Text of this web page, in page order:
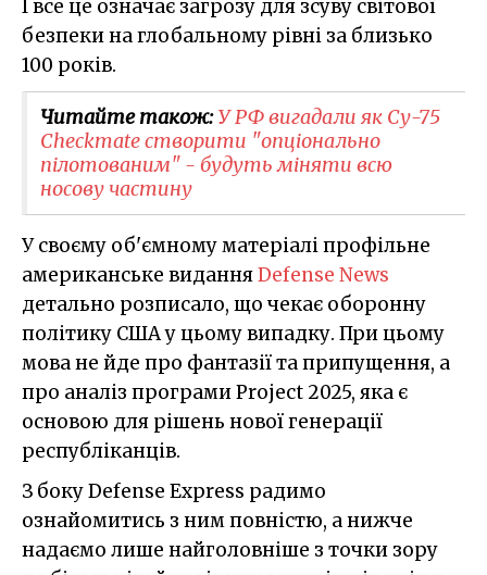
І все це означає загрозу для зсуву світової
безпеки на глобальному рівні за близько
100 років.
Читайте також:У РФ вигадали як Су-75
Checkmate створити "опціонально
пілотованим" - будуть міняти всю
носову частину
У своєму об'ємному матеріалі профільне
американське виданняDefense News
детально розписало, що чекає оборонну
політику США у цьому випадку. При цьому
мова не йде про фантазії та припущення, а
про аналіз програми Project 2025, яка є
основою для рішень нової генерації
республіканців.
З боку Defense Express радимо
ознайомитись з ним повністю, а нижче
надаємо лише найголовніше з точки зору